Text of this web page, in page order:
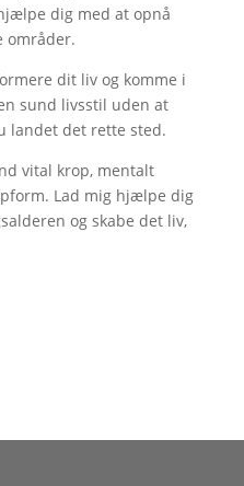
dig med at opnå
områder.
dit liv og komme i
sund livsstil uden at
landet det rette sted.
vital krop, mentalt
Lad mig hjælpe dig
og skabe det liv,